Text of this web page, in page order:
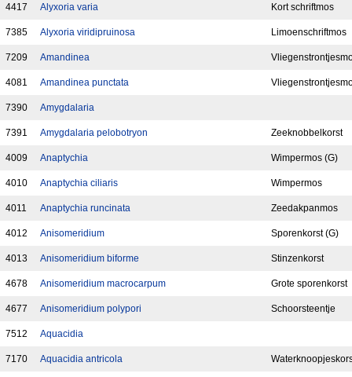
4417 Alyxoria varia Kort schriftmos
7385 Alyxoria viridipruinosa Limoenschriftmos
7209 Amandinea
4081 Amandinea punctata
7390 Amygdalaria
7391 Amygdalaria pelobotryon Zeeknobbelkorst
4009 Anaptychia Wimpermos (G)
4010 Anaptychia ciliaris Wimpermos
4011 Anaptychia runcinata Zeedakpanmos
4012 Anisomeridium Sporenkorst (G)
4013 Anisomeridium biforme Stinzenkorst
4678 Anisomeridium macrocarpum Grote sporenkorst
4677 Anisomeridium polypori Schoorsteentje
7512 Aquacidia
7170 Aquacidia antricola